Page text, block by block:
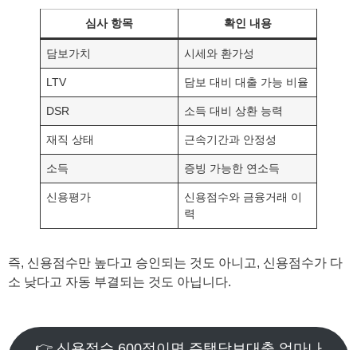
심사 항목 확인 내용
담보가치 시세와 환가성
LTV 담보 대비 대출 가능 비율
DSR 소득 대비 상환 능력
재직 상태 근속기간과 안정성
소득 증빙 가능한 연소득
신용평가
신용점수와 금융거래 이
력
즉, 신용점수만 높다고 승인되는 것도 아니고, 신용점수가 다
소 낮다고 자동 부결되는 것도 아닙니다.